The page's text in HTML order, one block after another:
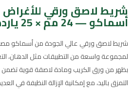
شريط لاصق ورقي
أسماكو — 24 مم × 25 ياردة
شريط لاصق ورقي عالي الجودة من أسماكو
لمجموعة واسعة من التطبيقات مثل الدهان،
بظهر من ورق الكريب ومادة لاصقة قوية تضمن
التمزق باليد، مع إمكانية الإزالة النظيفة في